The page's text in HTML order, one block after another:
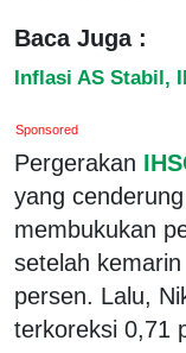
Baca Juga :
Inflasi AS Stabil,
Sponsored
Pergerakan
yang
membukukan
setelah
persen. Lalu,
terkoreksi 0,71